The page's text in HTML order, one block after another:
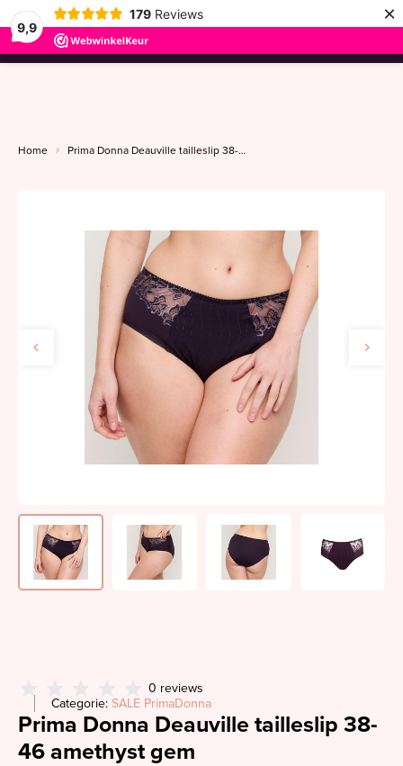
9,9
179 Reviews ×
menu
Home Prima Donna Deauville tailleslip 38-46 amethyst gem
0 reviews
Categorie: SALE PrimaDonna
Prima Donna Deauville tailleslip 38-
46 amethyst gem